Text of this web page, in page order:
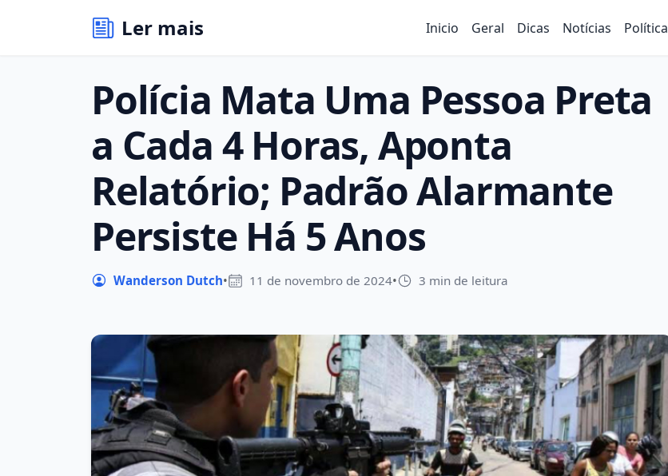
Ler mais Inicio Geral Dicas Notícias Política
Polícia Mata Uma Pessoa Preta
a Cada 4 Horas, Aponta
Relatório; Padrão Alarmante
Persiste Há 5 Anos
Wanderson Dutch• 11 de novembro de 2024• 3 min de leitura